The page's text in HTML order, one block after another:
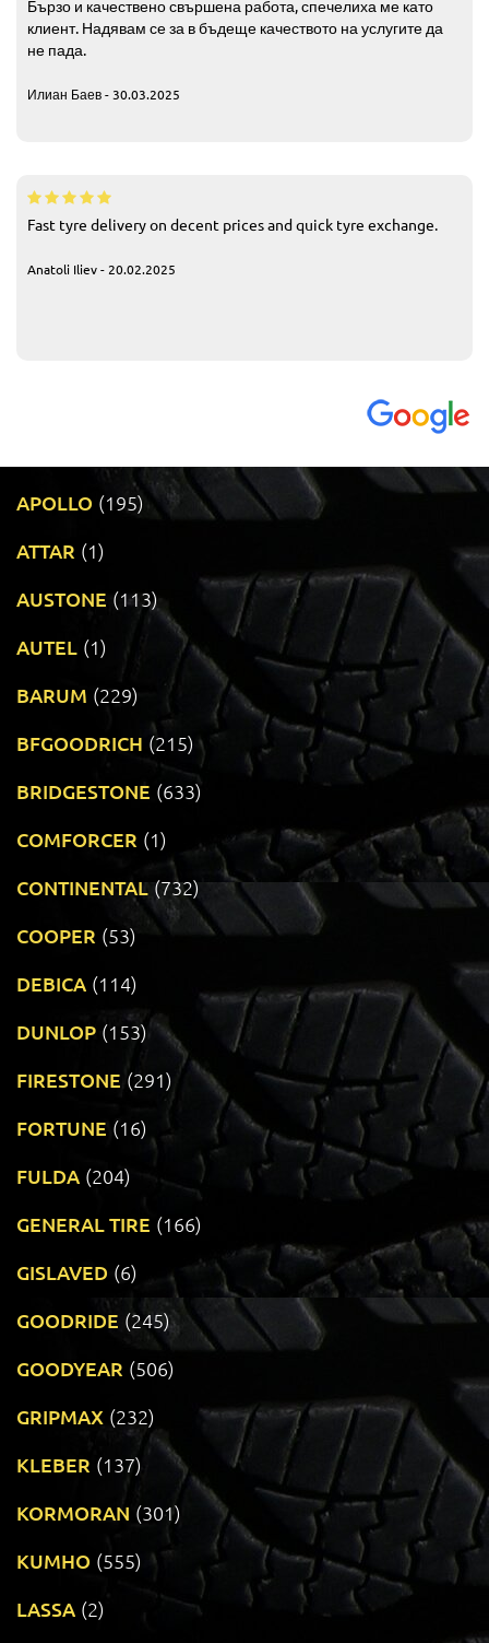
Бързо и качествено свършена работа, спечелиха ме като
клиент. Надявам се за в бъдеще качеството на услугите да
не пада.
Илиан Баев - 30.03.2025
Fast tyre delivery on decent prices and quick tyre exchange.
Anatoli Iliev - 20.02.2025
APOLLO (195)
ATTAR (1)
AUSTONE (113)
AUTEL (1)
BARUM (229)
BFGOODRICH (215)
BRIDGESTONE (633)
COMFORCER (1)
CONTINENTAL (732)
COOPER (53)
DEBICA (114)
DUNLOP (153)
FIRESTONE (291)
FORTUNE (16)
FULDA (204)
GENERAL TIRE (166)
GISLAVED (6)
GOODRIDE (245)
GOODYEAR (506)
GRIPMAX (232)
KLEBER (137)
KORMORAN (301)
KUMHO (555)
LASSA (2)